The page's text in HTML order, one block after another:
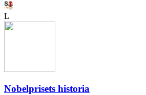
L
Nobelprisets historia